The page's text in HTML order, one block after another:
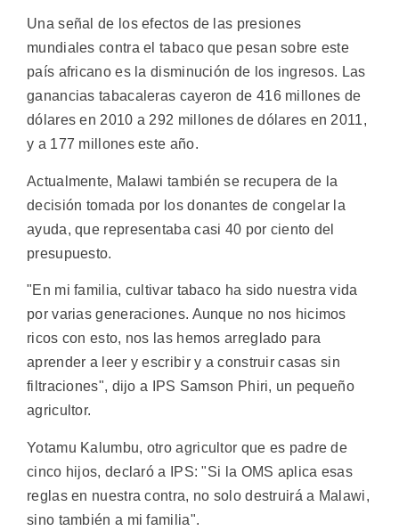
Una señal de los efectos de las presiones
mundiales contra el tabaco que pesan sobre este
país africano es la disminución de los ingresos. Las
ganancias tabacaleras cayeron de 416 millones de
dólares en 2010 a 292 millones de dólares en 2011,
y a 177 millones este año.
Actualmente, Malawi también se recupera de la
decisión tomada por los donantes de congelar la
ayuda, que representaba casi 40 por ciento del
presupuesto.
"En mi familia, cultivar tabaco ha sido nuestra vida
por varias generaciones. Aunque no nos hicimos
ricos con esto, nos las hemos arreglado para
aprender a leer y escribir y a construir casas sin
filtraciones", dijo a IPS Samson Phiri, un pequeño
agricultor.
Yotamu Kalumbu, otro agricultor que es padre de
cinco hijos, declaró a IPS: "Si la OMS aplica esas
reglas en nuestra contra, no solo destruirá a Malawi,
sino también a mi familia".